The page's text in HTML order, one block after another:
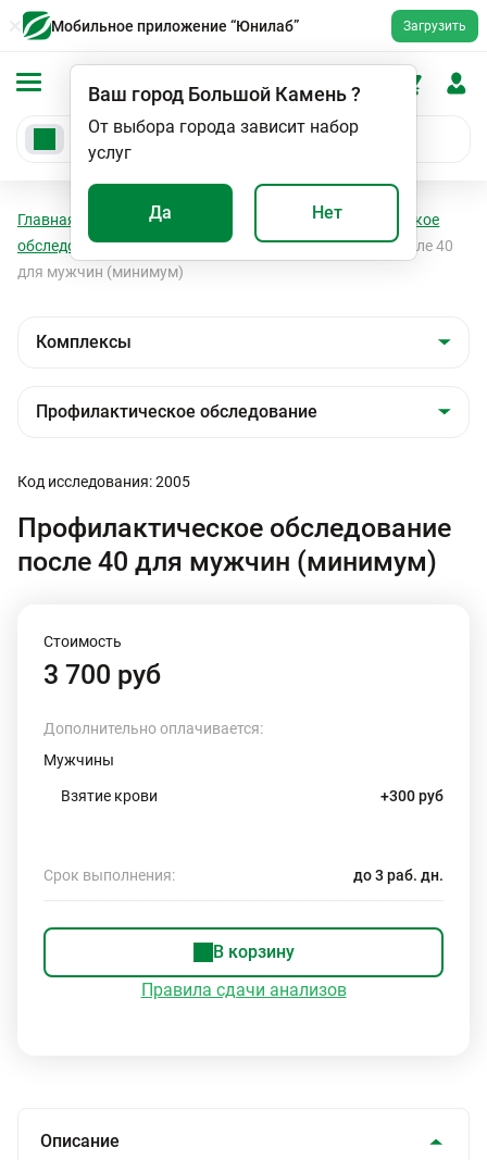
Мобильное приложение “Юнилаб” Загрузить
Ваш город Большой Камень?
От выбора города зависит набор
услуг
Да Нет
Главная Анализы
Профилактическое
обследование
Профилактическое обследование после 40
для мужчин (минимум)
Код исследования: 2005
Профилактическое обследование
после 40 для мужчин (минимум)
Стоимость
3 700 руб
Дополнительно оплачивается:
Мужчины
Взятие крови +300 руб
Срок выполнения: до 3 раб. дн.
В корзину
Правила сдачи анализов
Описание